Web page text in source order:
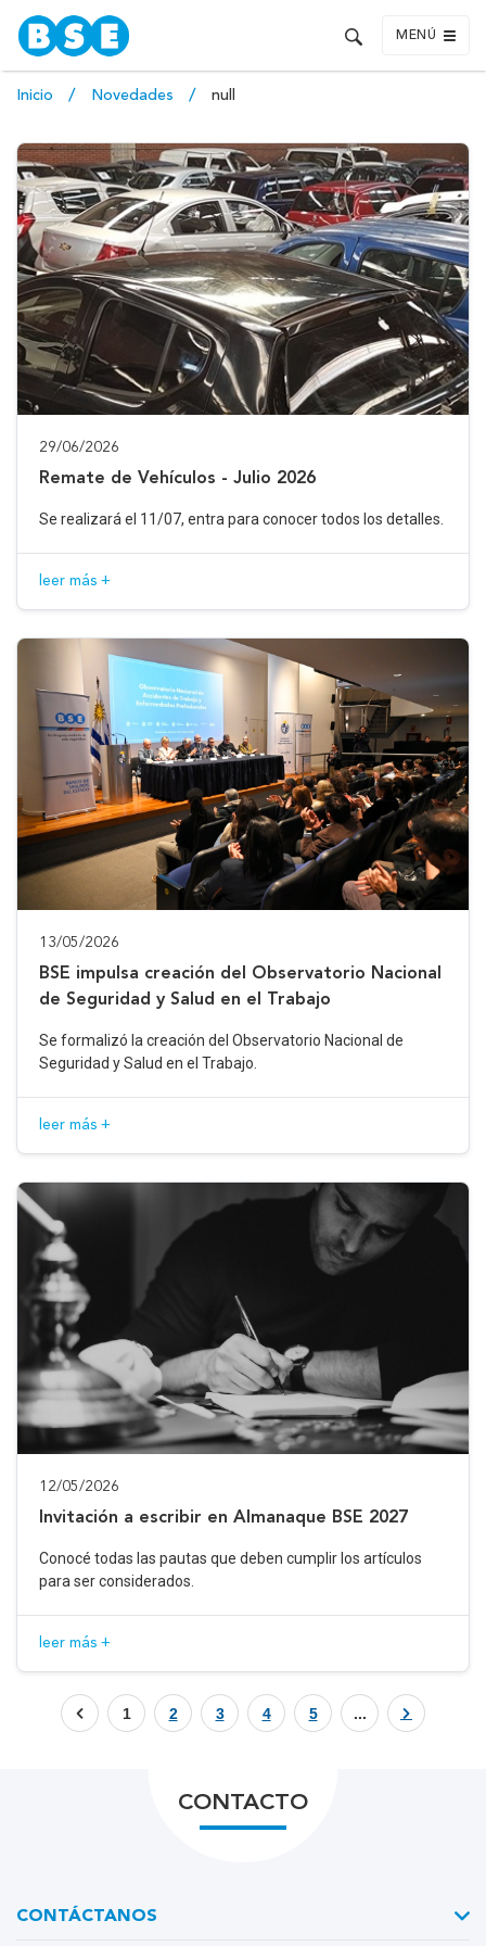
MENÚ
Inicio Novedades null
29/06/2026
Remate de Vehículos - Julio 2026
Se realizará el 11/07, entra para conocer todos los detalles.
leer más +
13/05/2026
BSE impulsa creación del Observatorio Nacional
de Seguridad y Salud en el Trabajo
Se formalizó la creación del Observatorio Nacional de
Seguridad y Salud en el Trabajo.
leer más +
12/05/2026
Invitación a escribir en Almanaque BSE 2027
Conocé todas las pautas que deben cumplir los artículos
para ser considerados.
leer más +
1 2 3 4 5 ...
CONTACTO
CONTÁCTANOS